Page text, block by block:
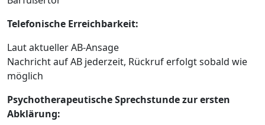
Telefonische Erreichbarkeit:
Laut aktueller AB-Ansage
Nachricht auf AB jederzeit, Rückruf erfolgt sobald wie
möglich
Psychotherapeutische Sprechstunde zur ersten
Abklärung: